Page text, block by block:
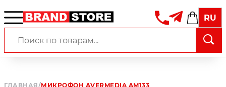
RU
ГЛАВНАЯ/МИКРОФОН AVERMEDIA AM133